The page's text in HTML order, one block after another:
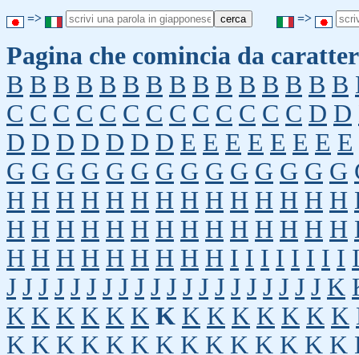
=> =>
Pagina che comincia da
B B B B B B B B B B B B B B B
C C C C C C C C C C C C C D D
D D D D D D D E E E E E E E E
G G G G G G G G G G G G G G
H H H H H H H H H H H H H H
H H H H H H H H H H H H H H
H H H H H H H H H I I I I I I I I
J J J J J J J J J J J J J J J J J J J J K
K K K K K K K K K K K K K K
K K K K K K K K K K K K K K